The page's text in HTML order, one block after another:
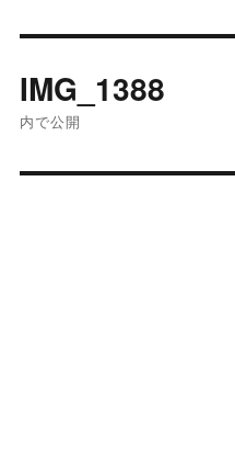
稿
IMG_1388
内で公開